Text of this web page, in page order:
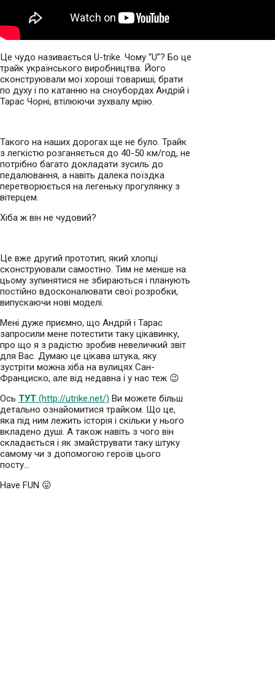
Це чудо називається U-trike. Чому “U”? Бо це
трайк українського виробництва. Його
сконструювали мої хороші товариші, брати
по духу і по катанню на сноубордах Андрій і
Тарас Чорні, втілюючи зухвалу мрію.
Такого на наших дорогах ще не було. Трайк
з легкістю розганяється до 40-50 км/год, не
потрібно багато докладати зусиль до
педалювання, а навіть далека поїздка
перетворюється на легеньку прогулянку з
вітерцем.
Хіба ж він не чудовий?
Це вже другий прототип, який хлопці
сконструювали самостіно. Тим не менше на
цьому зупинятися не збираються і планують
постійно вдосконалювати свої розробки,
випускаючи нові моделі.
Мені дуже приємно, що Андрій і Тарас
запросили мене потестити таку цікавинку,
про що я з радістю зробив невеличкий звіт
для Вас. Думаю це цікава штука, яку
зустріти можна хіба на вулицях Сан-
Франциско, але від недавна і у нас теж 😉
Ось ТУТ (http://utrike.net/) Ви можете більш
детально ознайомитися трайком. Що це,
яка під ним лежить історія і скільки у нього
вкладено душі. А також навіть з чого він
складається і як змайструвати таку штуку
самому чи з допомогою героїв цього
посту…
Have FUN 😛